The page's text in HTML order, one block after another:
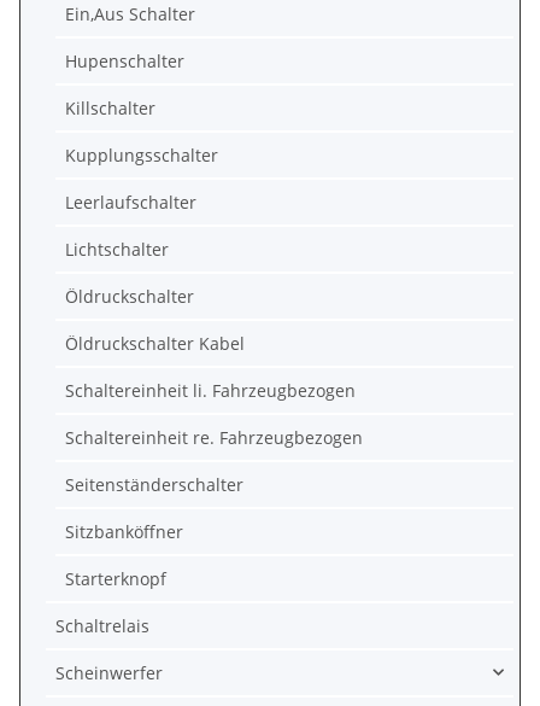
Ein,Aus Schalter
Hupenschalter
Killschalter
Kupplungsschalter
Leerlaufschalter
Lichtschalter
Öldruckschalter
Öldruckschalter Kabel
Schaltereinheit li. Fahrzeugbezogen
Schaltereinheit re. Fahrzeugbezogen
Seitenständerschalter
Sitzbanköffner
Starterknopf
Schaltrelais
Scheinwerfer